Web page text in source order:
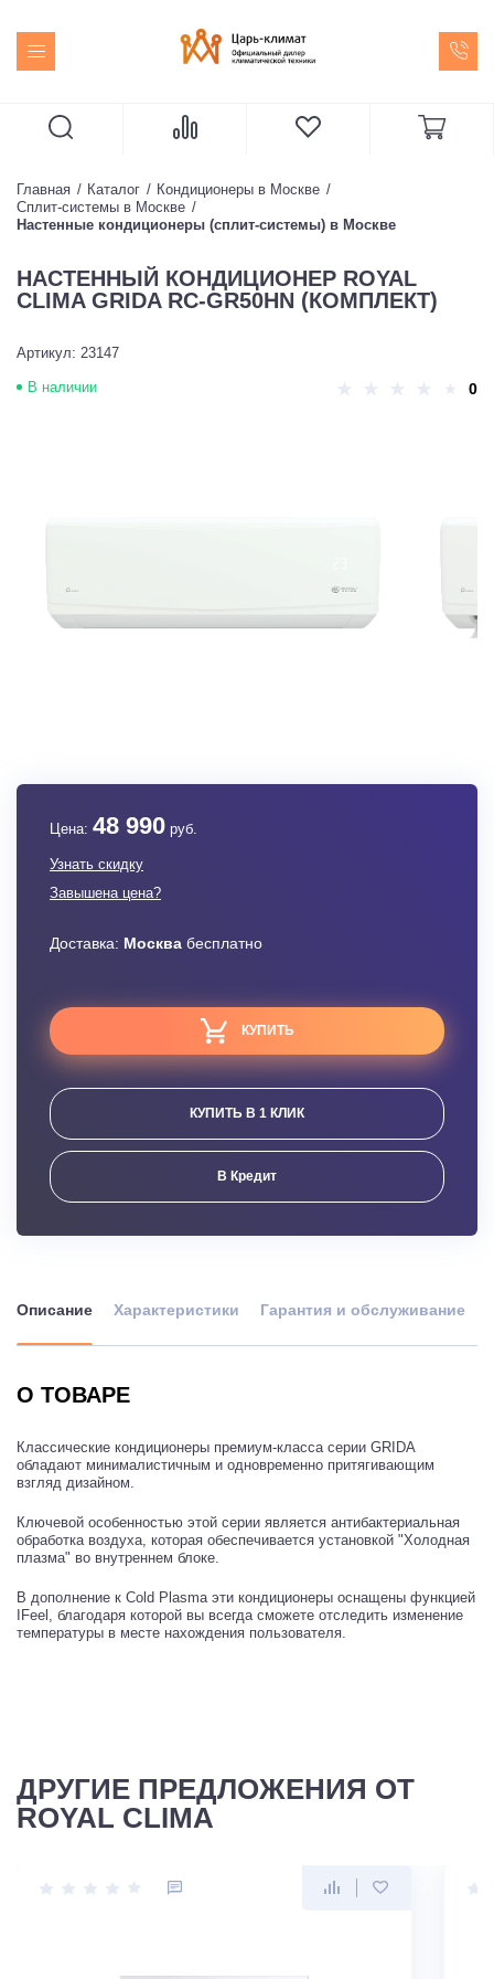
Главная Каталог
Кондиционеры в Москве
Сплит-системы в Москве
Настенные кондиционеры (сплит-системы) в Москве
НАСТЕННЫЙ КОНДИЦИОНЕР ROYAL
CLIMA GRIDA RC-GR50HN (КОМПЛЕКТ)
Артикул: 23147
В наличии 0
Цена: 48 990 руб.
Узнать скидку
Завышена цена?
Доставка: Москва бесплатно
КУПИТЬ
КУПИТЬ В 1 КЛИК
В Кредит
Описание Характеристики Гарантия и обслуживание
О ТОВАРЕ
Классические кондиционеры премиум-класса серии GRIDA
обладают минималистичным и одновременно притягивающим
взгляд дизайном.
Ключевой особенностью этой серии является антибактериальная
обработка воздуха, которая обеспечивается установкой "Холодная
плазма" во внутреннем блоке.
В дополнение к Cold Plasma эти кондиционеры оснащены функцией
IFeel, благодаря которой вы всегда сможете отследить изменение
температуры в месте нахождения пользователя.
ДРУГИЕ ПРЕДЛОЖЕНИЯ ОТ
ROYAL CLIMA